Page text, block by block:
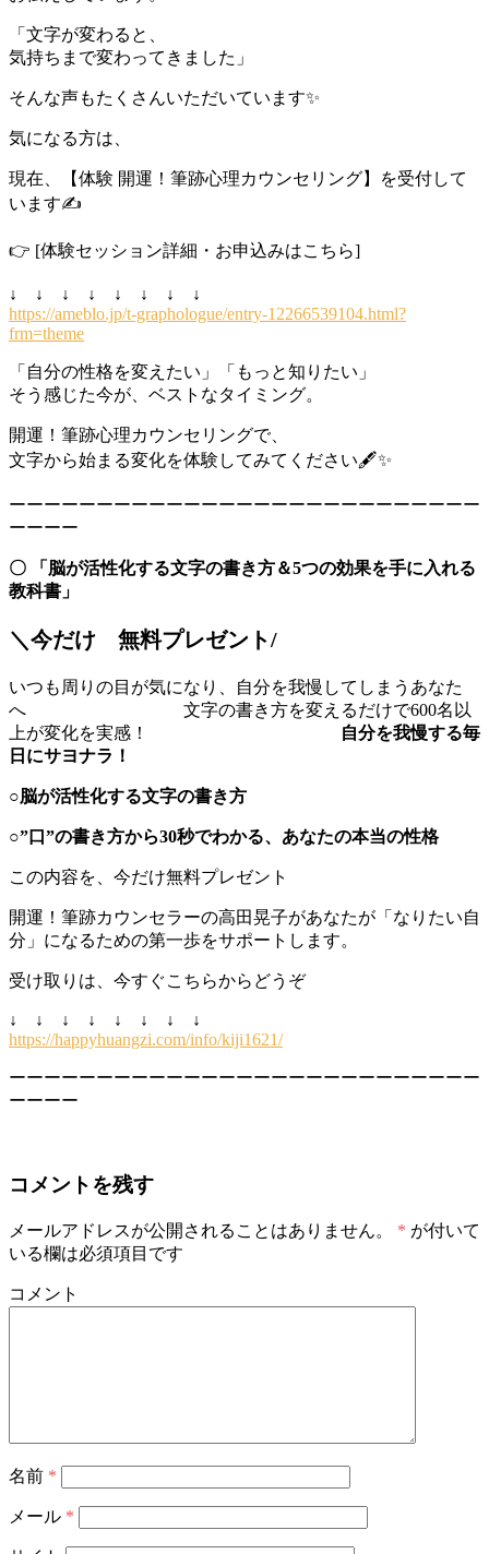
「文字が変わると、
気持ちまで変わってきました」
そんな声もたくさんいただいています✨
気になる方は、
現在、【体験 開運！筆跡心理カウンセリング】を受付して
います✍️
👉 [体験セッション詳細・お申込みはこちら]
↓ ↓ ↓ ↓ ↓ ↓ ↓ ↓
https://ameblo.jp/t-graphologue/entry-12266539104.html?
frm=theme
「自分の性格を変えたい」「もっと知りたい」
そう感じた今が、ベストなタイミング。
開運！筆跡心理カウンセリングで、
文字から始まる変化を体験してみてください🖋✨
ーーーーーーーーーーーーーーーーーーーーーーーーーーー
ーーーー
〇
「脳が活性化する文字の書き方＆5つの効果を手に入れる
教科書」
＼今だけ 無料プレゼント/
いつも周りの目が気になり、自分を我慢してしまうあなた
へ 文字の書き方を変えるだけで600名以
上が変化を実感！
自分を我慢する毎
日にサヨナラ！
○脳が活性化する文字の書き方
○”口”の書き方から30秒でわかる、あなたの本当の性格
この内容を、今だけ無料プレゼント
開運！筆跡カウンセラーの高田晃子があなたが「なりたい自
分」になるための第一歩をサポートします。
受け取りは、今すぐこちらからどうぞ
↓ ↓ ↓ ↓ ↓ ↓ ↓ ↓
https://happyhuangzi.com/info/kiji1621/
ーーーーーーーーーーーーーーーーーーーーーーーーーーー
ーーーー
コメントを残す
メールアドレスが公開されることはありません。 * が付いて
いる欄は必須項目です
コメント
名前 *
メール *